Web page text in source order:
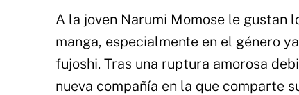
A la joven Narumi Momose le gustan
manga, especialmente en el género
fujoshi. Tras una ruptura amorosa
nueva compañía en la que comparte